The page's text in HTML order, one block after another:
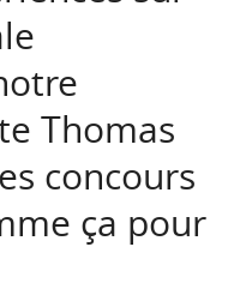
Thomas
concours
ça pour